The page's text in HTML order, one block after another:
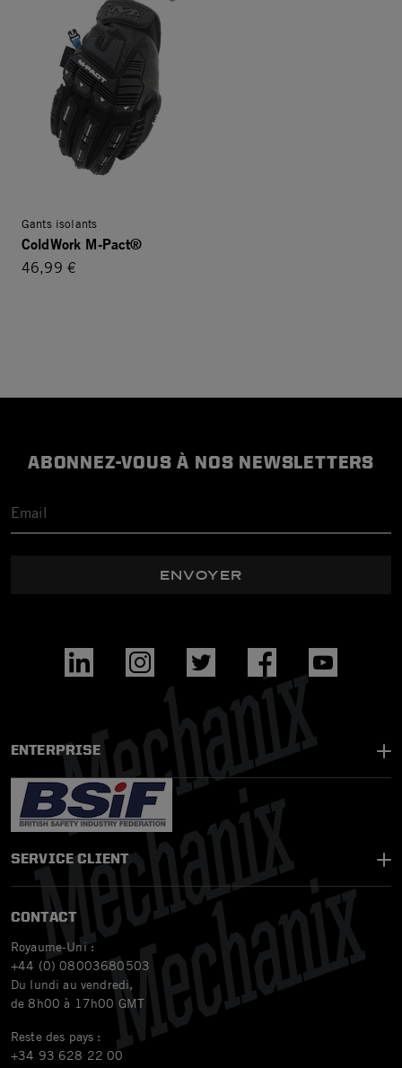
Gants isolants
ColdWork M-Pact®
46,99 €
ABONNEZ-VOUS À NOS NEWSLETTERS
ENVOYER
ENTERPRISE
SERVICE CLIENT
CONTACT
Royaume-Uni :
+44 (0) 08003680503
Du lundi au vendredi,
de 8h00 à 17h00 GMT
Reste des pays :
+34 93 628 22 00